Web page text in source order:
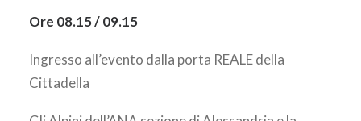
Ore 08.15 / 09.15
Ingresso all’evento dalla porta REALE della
Cittadella